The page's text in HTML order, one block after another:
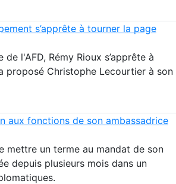
s’apprête à tourner la page
l'AFD, Rémy Rioux s’apprête à
proposé Christophe Lecourtier à son
aux fonctions de son ambassadrice
mettre un terme au mandat de son
depuis plusieurs mois dans un